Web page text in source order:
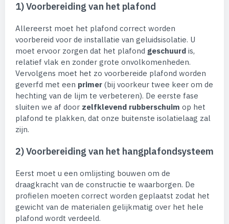
1) Voorbereiding van het plafond
Allereerst moet het plafond correct worden
voorbereid voor de installatie van geluidsisolatie. U
moet ervoor zorgen dat het plafond geschuurd is,
relatief vlak en zonder grote onvolkomenheden.
Vervolgens moet het zo voorbereide plafond worden
geverfd met een primer (bij voorkeur twee keer om de
hechting van de lijm te verbeteren). De eerste fase
sluiten we af door zelfklevend rubberschuim op het
plafond te plakken, dat onze buitenste isolatielaag zal
zijn.
2) Voorbereiding van het hangplafondsysteem
Eerst moet u een omlijsting bouwen om de
draagkracht van de constructie te waarborgen. De
profielen moeten correct worden geplaatst zodat het
gewicht van de materialen gelijkmatig over het hele
plafond wordt verdeeld.